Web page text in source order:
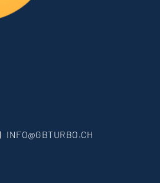
INFO@GBTURBO.CH